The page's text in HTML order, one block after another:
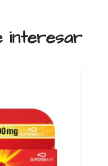
interesar